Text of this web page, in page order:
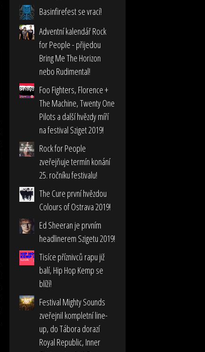
Basinfirefest se vrací!
Adventní kalendář Rock
for People - přijedou
Bring Me The Horizon
nebo Rudimental!
Foo Fighters, Florence +
The Machine, Twenty One
Pilots a další hvězdy míří
na festival Sziget 2019!
Rock for People
zveřejňuje termín konání
25. ročníku festivalu!
The Cure první hvězdou
Colours of Ostrava 2019!
Ed Sheeran je prvním
headlinerem Szigetu 2019!
Tisíce příznivců rapu již
balí, Hip Hop Kemp se
blíží!
Festival Mighty Sounds
zveřejnil kompletní line-
up, do Tábora dorazí
Royal Republic, Inner